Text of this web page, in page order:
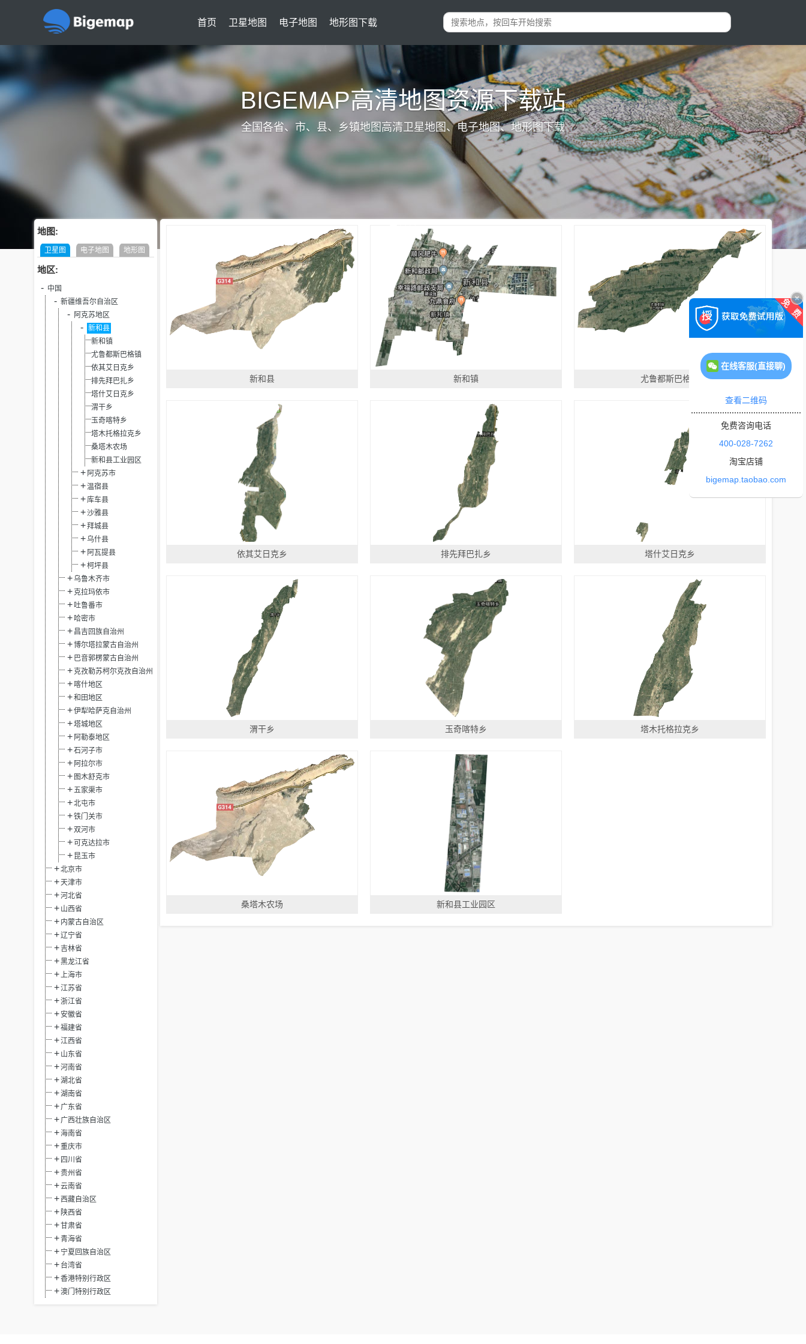
首页 卫星地图 电子地图 地形图下载
BIGEMAP高清地图资源下载站
全国各省、市、县、乡镇地图高清卫星地图、电子地图、地形图下载
地图:
卫星图 电子地图 地形图
地区:
中国
新疆维吾尔自治区
阿克苏地区
新和县
新和镇
尤鲁都斯巴格镇
依其艾日克乡
排先拜巴扎乡
塔什艾日克乡
渭干乡
玉奇喀特乡
塔木托格拉克乡
桑塔木农场
新和县工业园区
阿克苏市
温宿县
库车县
沙雅县
拜城县
乌什县
阿瓦提县
柯坪县
乌鲁木齐市
克拉玛依市
吐鲁番市
哈密市
昌吉回族自治州
博尔塔拉蒙古自治州
巴音郭楞蒙古自治州
克孜勒苏柯尔克孜自治州
喀什地区
和田地区
伊犁哈萨克自治州
塔城地区
阿勒泰地区
石河子市
阿拉尔市
图木舒克市
五家渠市
北屯市
铁门关市
双河市
可克达拉市
昆玉市
北京市
天津市
河北省
山西省
内蒙古自治区
辽宁省
吉林省
黑龙江省
上海市
江苏省
浙江省
安徽省
福建省
江西省
山东省
河南省
湖北省
湖南省
广东省
广西壮族自治区
海南省
重庆市
四川省
贵州省
云南省
西藏自治区
陕西省
甘肃省
青海省
宁夏回族自治区
台湾省
香港特别行政区
澳门特别行政区
新和县 新和镇 尤鲁都斯巴格镇
依其艾日克乡 排先拜巴扎乡 塔什艾日克乡
渭干乡 玉奇喀特乡 塔木托格拉克乡
桑塔木农场 新和县工业园区
在线客服(直接聊)
查看二维码
免费咨询电话
400-028-7262
淘宝店铺
bigemap.taobao.com